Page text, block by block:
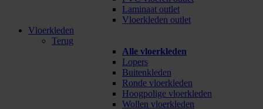
Laminaat outlet
Vloerkleden outlet
Vloerkleden
Terug
Alle vloerkleden
Lopers
Buitenkleden
Ronde vloerkleden
Hoogpolige vloerkleden
Wollen vloerkleden